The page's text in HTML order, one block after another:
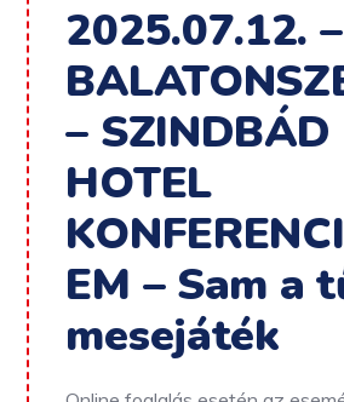
2025.07.12. –
– SZINDBÁD
HOTEL
EM – Sam a
mesejáték